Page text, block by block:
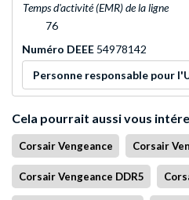
Temps d'activité (EMR) de la ligne
76
Numéro DEEE 54978142
Personne responsable pour
Cela pourrait aussi vous
Corsair Vengeance Corsair
Corsair Vengeance DDR5